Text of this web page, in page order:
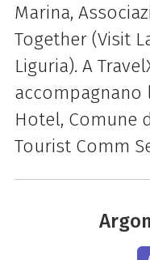
Marina,
Together (Visit
Liguria). A
accompagnano
Hotel, Comune
Tourist Comm